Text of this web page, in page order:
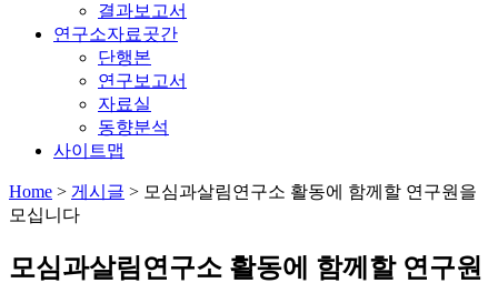
결과보고서
연구소자료곳간
단행본
연구보고서
자료실
동향분석
사이트맵
Home > 게시글 > 모심과살림연구소 활동에 함께할 연구원을
모십니다
모심과살림연구소 활동에 함께할 연구원